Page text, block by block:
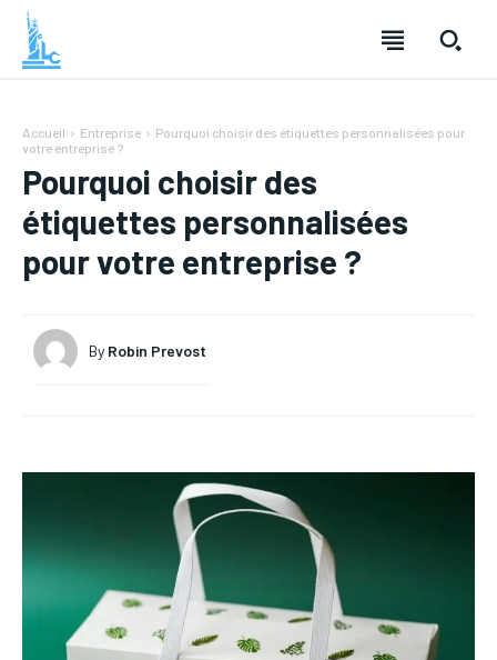
LOISIRS
TECHNOLOGIE
VOYAGE
LOISIRS
TECHNOLOGIE
VOYAGE
Accueil Entreprise
Pourquoi choisir des étiquettes personnalisées pour
votre entreprise ?
Pourquoi choisir des
étiquettes personnalisées
pour votre entreprise ?
By Robin Prevost